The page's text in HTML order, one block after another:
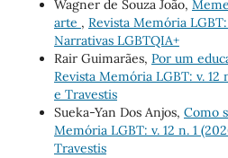
Wagner de Souza João,
arte , Revista Memória LGBT:
Narrativas LGBTQIA+
Rair Guimarães, Por um
Revista Memória LGBT: v. 12
e Travestis
Sueka-Yan Dos Anjos, Como
Memória LGBT: v. 12 n. 1
Travestis